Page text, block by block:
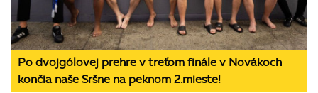
Po dvojgólovej prehre v treťom finále v Novákoch
končia naše Sršne na peknom 2.mieste!